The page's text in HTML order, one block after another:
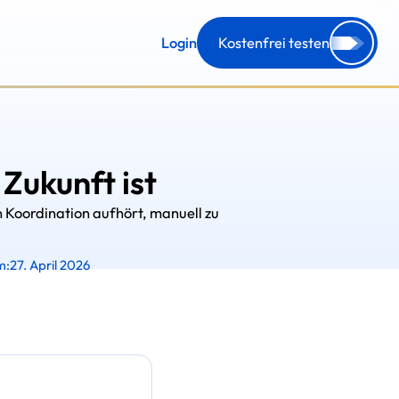
Login Kostenfrei testen
ist
aufhört, manuell zu
27. April 2026